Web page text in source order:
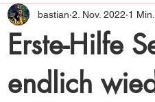
Erste-Hilfe
endlich
bastian 2. Nov. 2022 1